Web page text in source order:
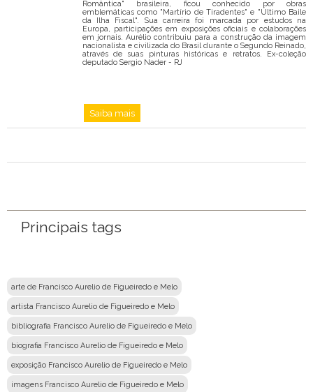
Romântica" brasileira, ficou conhecido por obras
emblemáticas como "Martírio de Tiradentes" e "Último Baile
da Ilha Fiscal". Sua carreira foi marcada por estudos na
Europa, participações em exposições oficiais e colaborações
em jornais. Aurélio contribuiu para a construção da imagem
nacionalista e civilizada do Brasil durante o Segundo Reinado,
através de suas pinturas históricas e retratos. Ex-coleção
deputado Sergio Nader - RJ
Saiba mais
Principais tags
arte de Francisco Aurelio de Figueiredo e Melo
artista Francisco Aurelio de Figueiredo e Melo
bibliografia Francisco Aurelio de Figueiredo e Melo
biografia Francisco Aurelio de Figueiredo e Melo
exposição Francisco Aurelio de Figueiredo e Melo
imagens Francisco Aurelio de Figueiredo e Melo